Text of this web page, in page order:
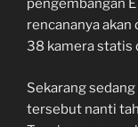
pengembangan
rencananya akan
38 kamera statis
Sekarang
tersebut nanti